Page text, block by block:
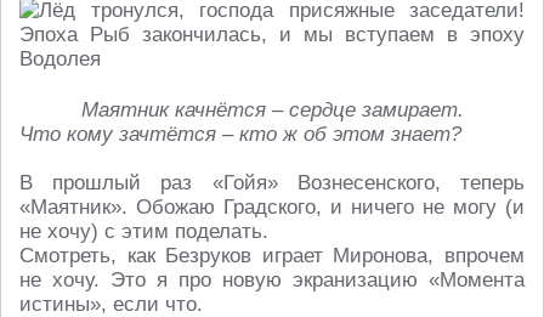
Маятник качнётся – сердце замирает.
Что кому зачтётся – кто ж об этом знает?
В прошлый раз «Гойя» Вознесенского, теперь
«Маятник». Обожаю Градского, и ничего не могу (и
не хочу) с этим поделать.
Смотреть, как Безруков играет Миронова, впрочем
не хочу. Это я про новую экранизацию «Момента
истины», если что.